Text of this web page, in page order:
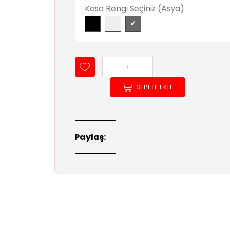
Kasa Rengi Seçiniz (Asya)
SEPETE EKLE
Paylaş: